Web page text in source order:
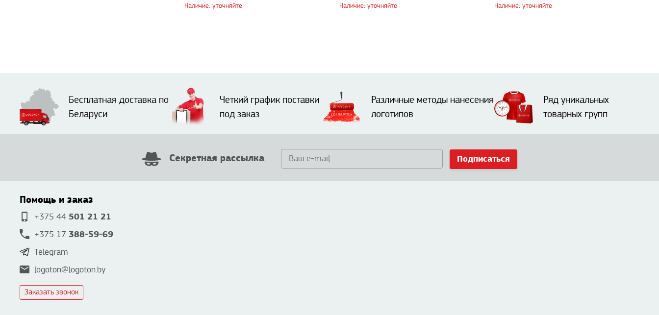
Наличие: уточняйте
Наличие: уточняйте
Наличие: уточняйте
Бесплатная доставка по
Беларуси
Четкий график поставки
под заказ
Различные методы нанесения
логотипов
Ряд уникальных
товарных групп
Секретная рассылка Подписаться
Помощь и заказ
+375 44 501 21 21
+375 17 388-59-69
Telegram
logoton@logoton.by
Заказать звонок